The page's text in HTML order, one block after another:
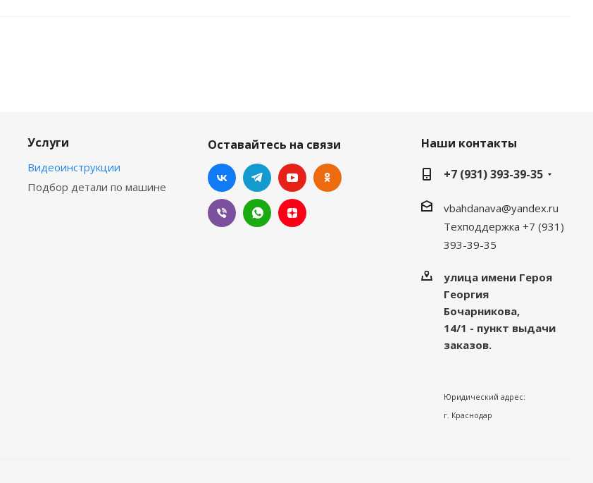
Услуги
Видеоинструкции
Подбор детали по машине
Оставайтесь на связи
Наши контакты
+7 (931) 393-39-35
vbahdanava@yandex.ru
Техподдержка +7 (931)
393-39-35
улица имени Героя
Георгия
Бочарникова,
14/1 - пункт выдачи
заказов.
Юридический адрес:
г. Краснодар